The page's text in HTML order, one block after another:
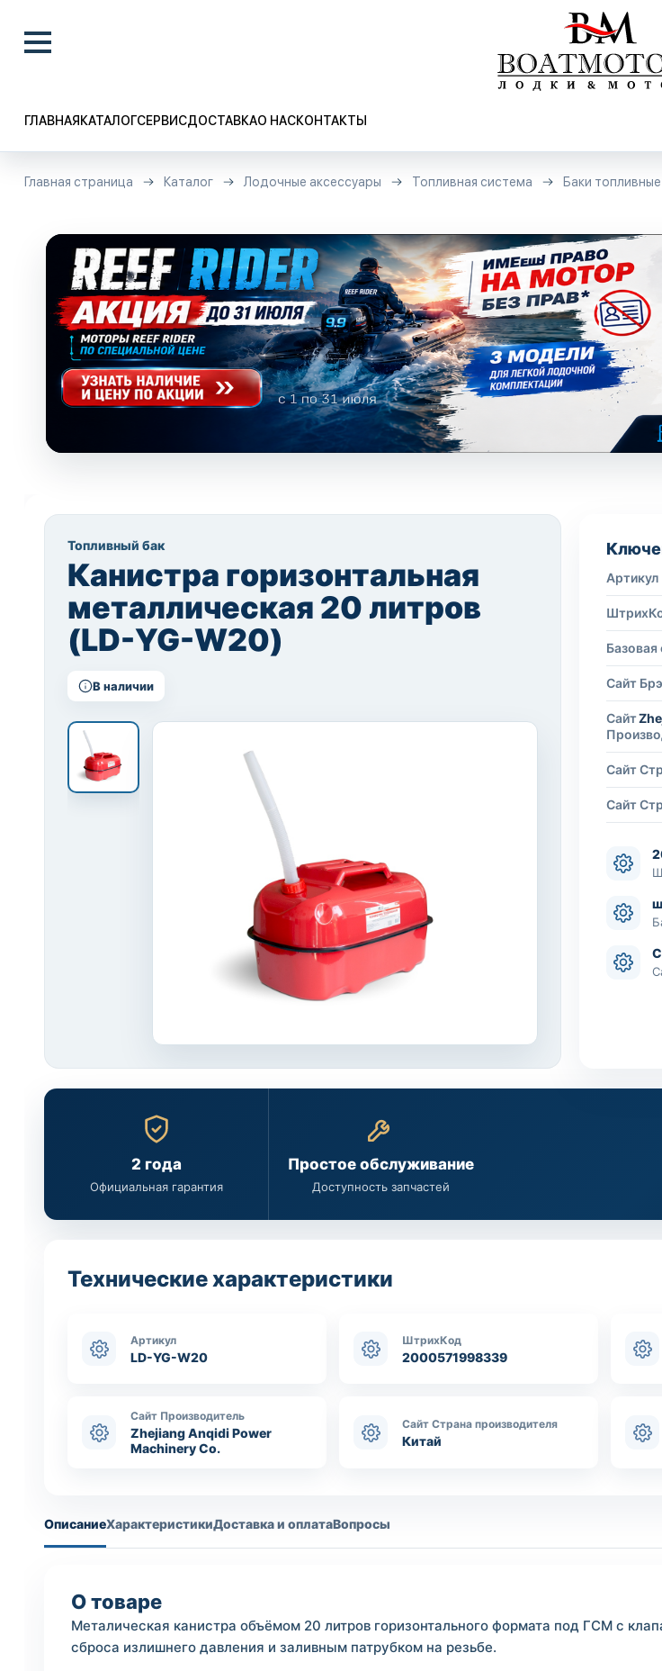
ГЛАВНАЯ КАТАЛОГСЕРВИСДОСТАВКАО НАСКОНТАКТЫ
Главная страница Каталог Лодочные аксессуары Топливная система Баки топливные
Топливный бак
Канистра горизонтальная
металлическая 20 литров
(LD-YG-W20)
В наличии
Артикул
Базовая
Сайт
Сайт
Сайт
Сайт
2 года
Официальная гарантия
Простое обслуживание
Доступность запчастей
Технические характеристики
Артикул
LD-YG-W20
ШтрихКод
2000571998339
Сайт Производитель
Zhejiang Anqidi Power
Machinery Co.
Сайт Страна производителя
Китай
ОписаниеХарактеристикиДоставка и оплатаВопросы
О товаре
Металическая канистра объёмом 20 литров горизонтального формата под ГСМ с
сброса излишнего давления и заливным патрубком на резьбе.